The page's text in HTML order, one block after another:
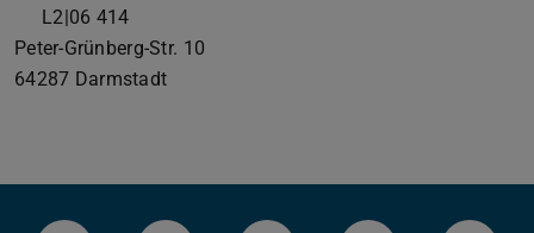
L2|06 414
Peter-Grünberg-Str. 10
64287 Darmstadt